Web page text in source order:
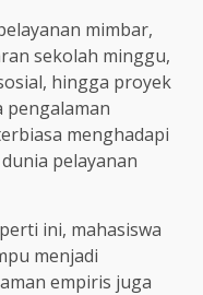
mimbar,
sekolah minggu,
hingga proyek
pengalaman
menghadapi
pelayanan
ini, mahasiswa
menjadi
empiris juga